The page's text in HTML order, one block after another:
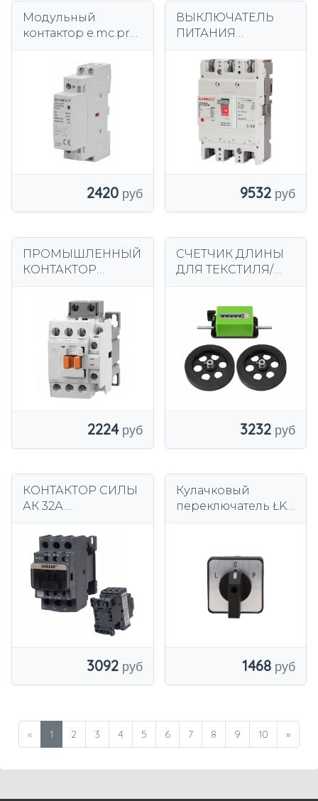
Модульный
контактор e.mc.pro
24В постоянного
2420
ВЫКЛЮЧАТЕЛЬ
ПИТАНИЯ
250A DPX
9532
ПРОМЫШЛЕННЫЙ
КОНТАКТОР
ТОКА GMC 18А С 3P
КАТУШКОЙ 230 В
2224
СЧЕТЧИК ДЛИНЫ
ДЛЯ ТЕКСТИЛЯ/
КОЖИ
3232
КОНТАКТОР СИЛЫ
АК 32А
С КАТУШКОЙ 230В
АК 3П 1НО 1НК
3092
Кулачковый
переключатель ŁK
1468
« 1 2 3 4 5 6 7 8 9 10 »